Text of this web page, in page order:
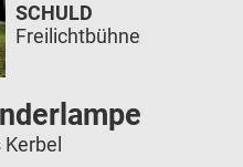
Kerbel
SCHULD
Freilichtbühne